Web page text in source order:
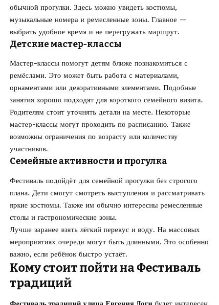
обычной прогулки. Здесь можно увидеть костюмы,
музыкальные номера и ремесленные зоны. Главное —
выбрать удобное время и не перегружать маршрут.
Детские мастер-классы
Мастер-классы помогут детям ближе познакомиться с
ремёслами. Это может быть работа с материалами,
орнаментами или декоративными элементами. Подобные
занятия хорошо подходят для короткого семейного визита.
Родителям стоит уточнять детали на месте. Некоторые
мастер-классы могут проходить по расписанию. Также
возможны ограничения по возрасту или количеству
участников.
Семейные активности и прогулка
Фестиваль подойдёт для семейной прогулки без строгого
плана. Дети смогут смотреть выступления и рассматривать
яркие костюмы. Также им обычно интересны ремесленные
столы и гастрономические зоны.
Лучше заранее взять лёгкий перекус и воду. На массовых
мероприятиях очереди могут быть длинными. Это особенно
важно, если ребёнок быстро устаёт.
Кому стоит пойти на Фестиваль
традиций